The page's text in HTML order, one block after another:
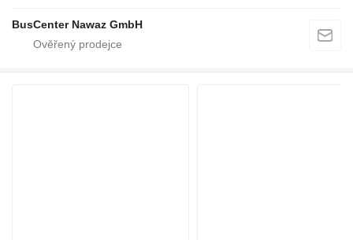
BusCenter Nawaz GmbH